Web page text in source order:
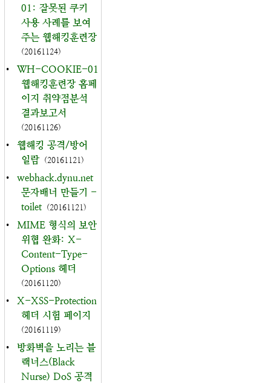
01: 잘못된 쿠키
사용 사례를 보여
주는 웹해킹훈련장
(20161124)
•
WH-COOKIE-01
웹해킹훈련장 홈페
이지 취약점분석
결과보고서
(20161126)
•
웹해킹 공격/방어
일람 (20161121)
•
webhack.dynu.net
문자배너 만들기 -
toilet (20161121)
•
MIME 형식의 보안
위협 완화: X-
Content-Type-
Options 헤더
(20161120)
•
X-XSS-Protection
헤더 시험 페이지
(20161119)
•
방화벽을 노리는 블
랙너스(Black
Nurse) DoS 공격